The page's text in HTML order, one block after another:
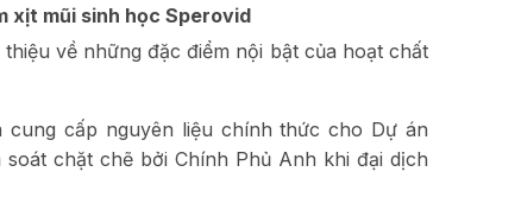
xịt mũi sinh học Sperovid
về những đặc điểm nội bật của hoạt chất
cấp nguyên liệu chính thức cho Dự án
chặt chẽ bởi Chính Phủ Anh khi đại dịch